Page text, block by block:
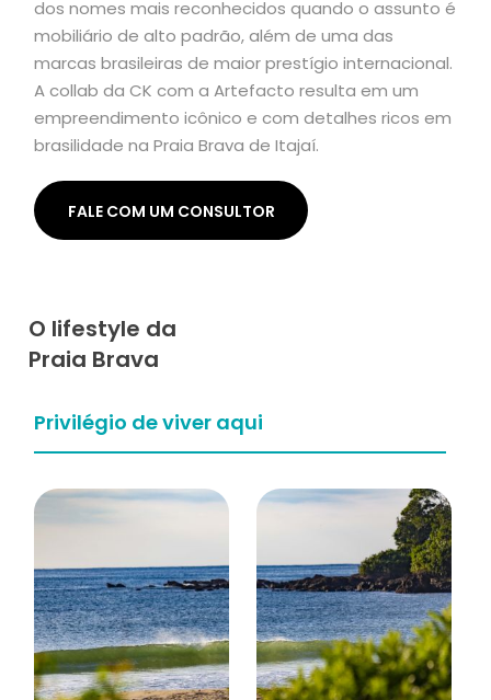
dos nomes mais reconhecidos quando o assunto é
mobiliário de alto padrão, além de uma das
marcas brasileiras de maior prestígio internacional.
A collab da CK com a Artefacto resulta em um
empreendimento icônico e com detalhes ricos em
brasilidade na Praia Brava de Itajaí.
FALE COM UM CONSULTOR
O lifestyle da
Praia Brava
Privilégio de viver aqui